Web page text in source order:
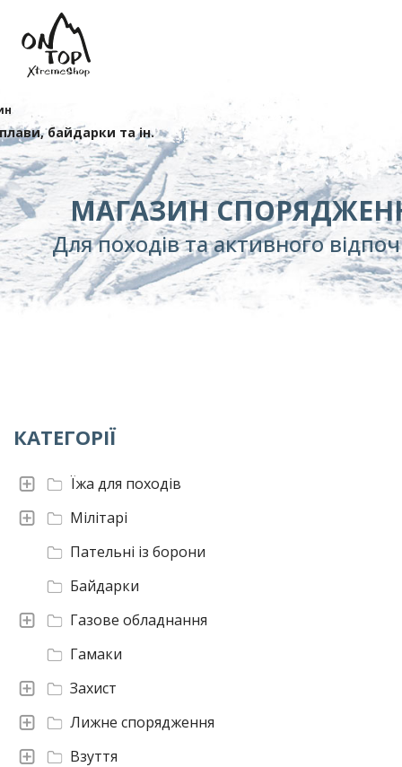
байдарки та ін.
МАГАЗИН
Для походів та активного
КАТЕГОРІЇ
Взуття
Лижне спорядження
Захист
Гамаки
Газове обладнання
Байдарки
Пательні із борони
Мілітарі
Їжа для походів